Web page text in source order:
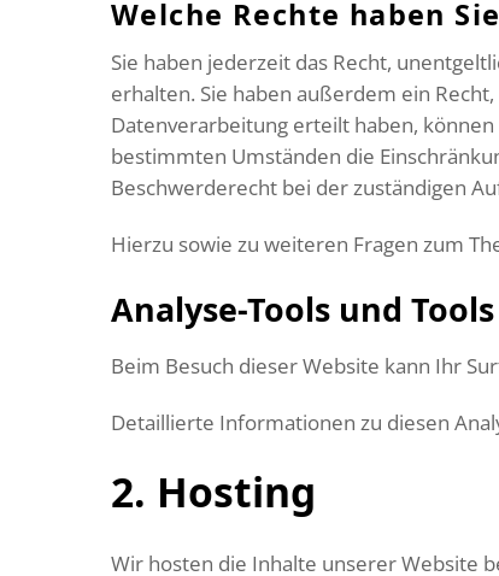
Welche Rechte haben
Sie haben jederzeit das Recht,
erhalten. Sie haben außerdem ein
Datenverarbeitung erteilt haben,
bestimmten Umständen die
Beschwerderecht bei der zuständigen
Hierzu sowie zu weiteren Fragen zum
Analyse-Tools und
Beim Besuch dieser Website kann Ihr
Detaillierte Informationen zu diesen
2. Hosting
Wir hosten die Inhalte unserer Website